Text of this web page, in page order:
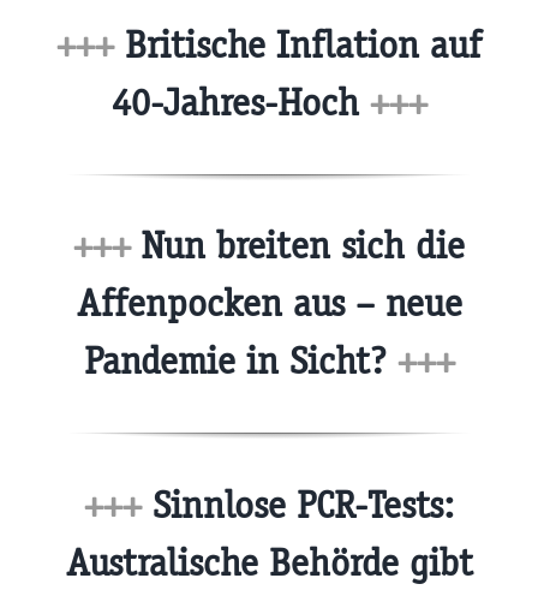
+++Britische Inflation auf
40-Jahres-Hoch +++
+++Nun breiten sich die
Affenpocken aus – neue
Pandemie in Sicht? +++
+++Sinnlose PCR-Tests:
Australische Behörde gibt